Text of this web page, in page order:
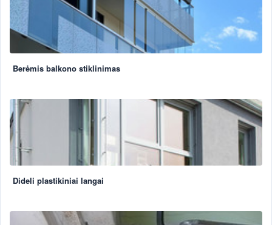
Berėmis balkono stiklinimas
Dideli plastikiniai langai